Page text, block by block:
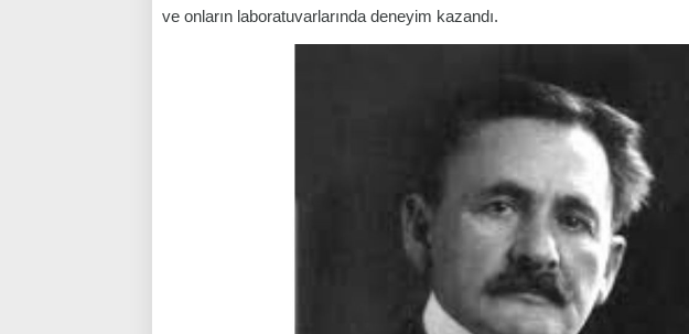
ve onların laboratuvarlarında deneyim kazandı.